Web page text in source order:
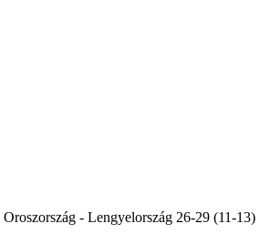
Oroszország - Lengyelország 26-29 (11-13)